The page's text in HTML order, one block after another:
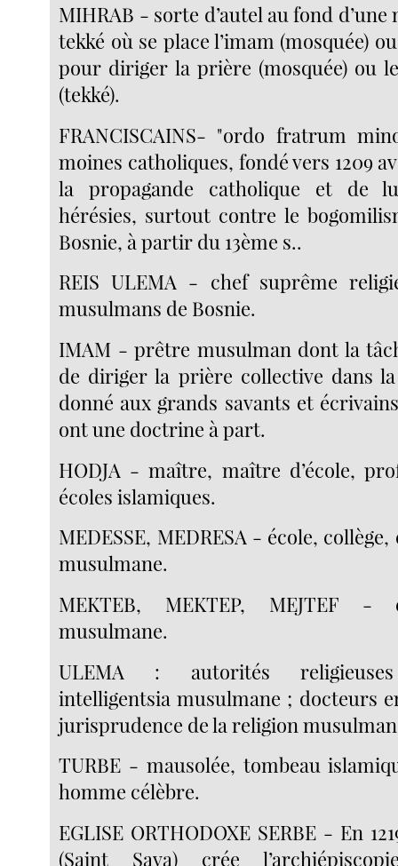
MIHRAB - sorte d’autel au fond d’une
tekké où se place l’imam (mosquée)
pour diriger la prière (mosquée) ou
(tekké).
FRANCISCAINS- "ordo fratrum
moines catholiques, fondé vers 1209
la propagande catholique et de
hérésies, surtout contre le
Bosnie, à partir du 13ème s..
REIS ULEMA - chef suprême
musulmans de Bosnie.
IMAM - prêtre musulman dont la
de diriger la prière collective dans
donné aux grands savants et
ont une doctrine à part.
HODJA - maître, maître d’école,
écoles islamiques.
MEDESSE, MEDRESA - école,
musulmane.
MEKTEB, MEKTEP, MEJTEF -
musulmane.
ULEMA : autorités religieuses
intelligentsia musulmane ; docteurs
jurisprudence de la religion
TURBE - mausolée, tombeau
homme célèbre.
EGLISE ORTHODOXE SERBE - En
(Saint Sava) crée